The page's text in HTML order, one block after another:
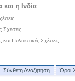
και η Ινδία
Σχέσεις
Πολιτιστικές Σχέσεις
Σύνθετη Αναζήτηση Όροι